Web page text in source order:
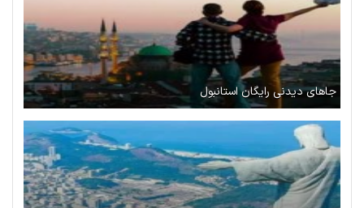
جاهای دیدنی رایگان استانبول